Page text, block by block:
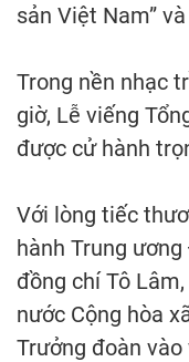
sản Việt Nam”
Trong nền nhạc
giờ, Lễ viếng
được cử hành
Với lòng tiếc
hành Trung
đồng chí Tô
nước Cộng hòa
Trưởng đoàn